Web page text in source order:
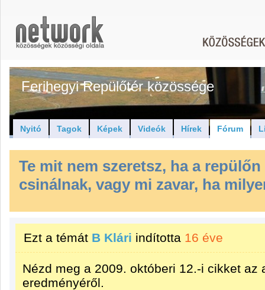
Ferihegyi Repülőtér közössége
Nyitó Tagok Képek Videók Hírek Fórum
Te mit nem szeretsz, ha a
csinálnak, vagy mi zavar, ha
Ezt a témát B Klári indította 16 éve
Nézd meg a 2009. októberi 12.-i cikket az
eredményéről.